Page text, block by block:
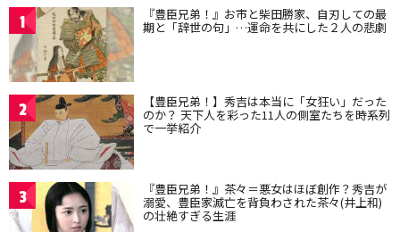
1 『豊臣兄弟！』お市と柴田勝家、自刃しての最
期と「辞世の句」…運命を共にした２人の悲劇
2 【豊臣兄弟！】秀吉は本当に「女狂い」だった
のか？ 天下人を彩った11人の側室たちを時系列
で一挙紹介
3 『豊臣兄弟！』茶々＝悪女はほぼ創作？秀吉が
溺愛、豊臣家滅亡を背負わされた茶々(井上和)
の壮絶すぎる生涯